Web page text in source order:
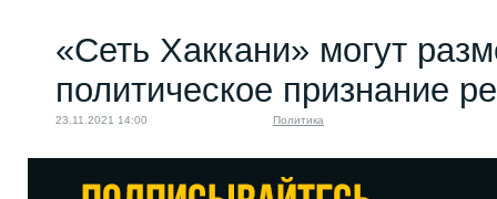
«Сеть Хаккани» могут
политическое признание
23.11.2021 14:00 Политика